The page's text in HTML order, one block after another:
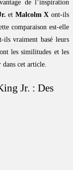
de l’inspiration
et Malcolm X ont-ils
comparaison est-elle
ils vraiment basé leurs
les similitudes et les
cet article.
Jr. : Des